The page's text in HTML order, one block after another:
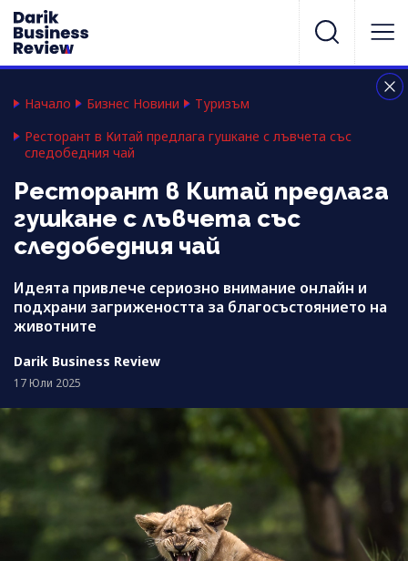
Начало Бизнес Новини
Туризъм
Ресторант в Китай предлага гушкане с лъвчета със
следобедния чай
Ресторант в Китай предлага
гушкане с лъвчета със
следобедния чай
Идеята привлече сериозно внимание онлайн и
подхрани загрижеността за благосъстоянието на
животните
Darik Business Review
17 Юли 2025